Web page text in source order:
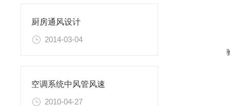
厨房通风设计
2014-03-04
空调系统中风管风速
2010-04-27